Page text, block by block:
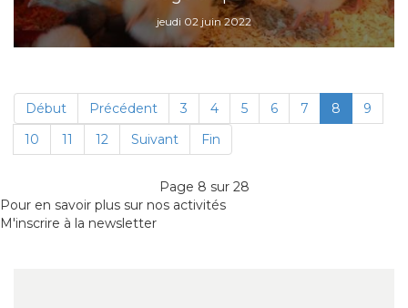
jeudi 02 juin 2022
Début Précédent 3 4 5 6 7 8
9
10
11 12 Suivant Fin
Page 8 sur 28
Pour en savoir plus sur nos activités
M'inscrire à la newsletter